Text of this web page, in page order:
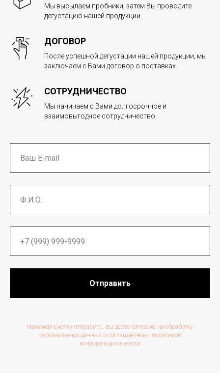
Мы высылаем пробники, затем Вы проводите
дегустацию нашей продукции.
ДОГОВОР
После успешной дегустации нашей продукции, мы
заключаем с Вами договор о поставках.
СОТРУДНИЧЕСТВО
Мы начинаем с Вами долгосрочное и
взаимовыгодное сотрудничество.
Отправить
Нажимая кнопку отправить, вы даете согласие на обработку
персональных данных и соглашаетесь c политикой
конфиденциальности